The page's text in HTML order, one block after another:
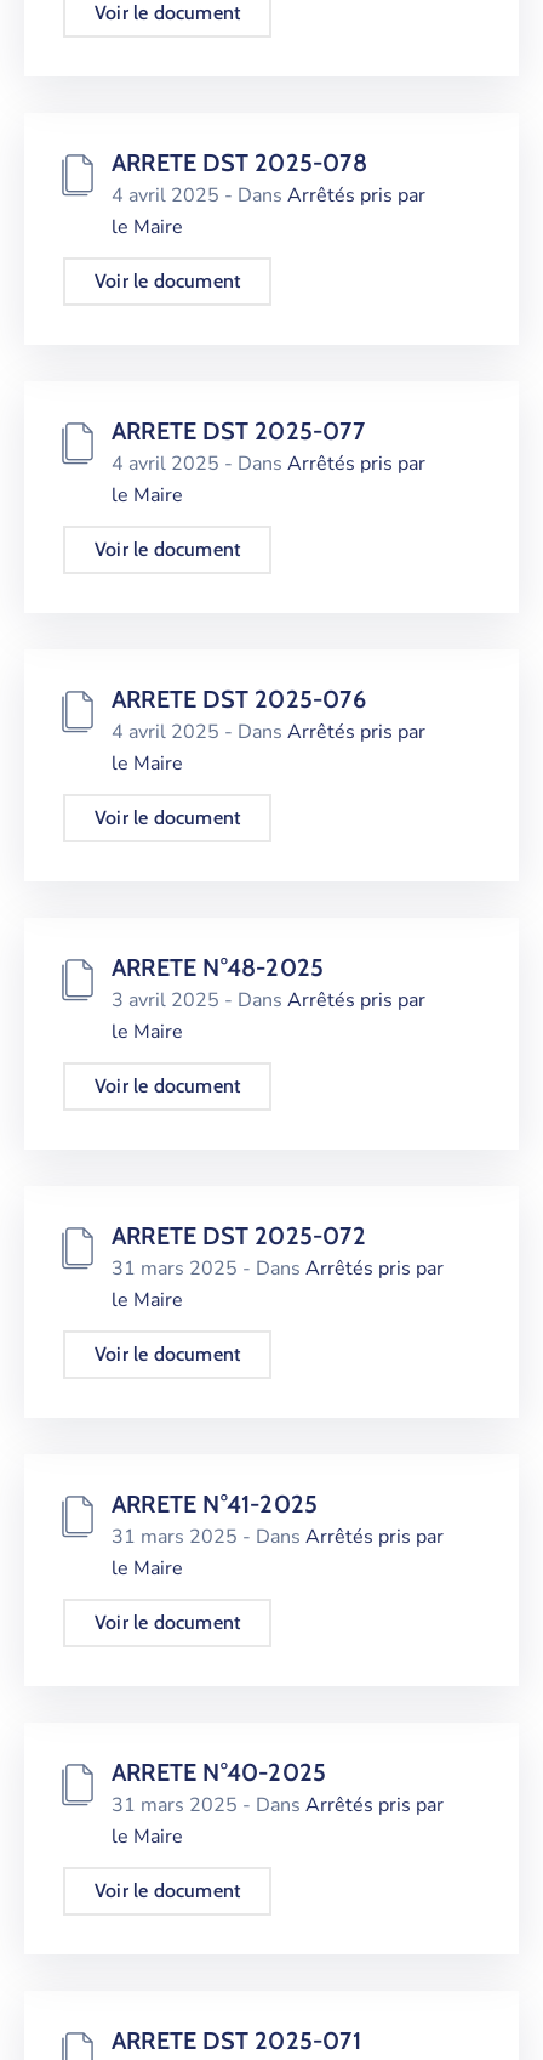
Voir le document
ARRETE DST 2025-078
4 avril 2025 - Dans Arrêtés pris par
le Maire
Voir le document
ARRETE DST 2025-077
4 avril 2025 - Dans Arrêtés pris par
le Maire
Voir le document
ARRETE DST 2025-076
4 avril 2025 - Dans Arrêtés pris par
le Maire
Voir le document
ARRETE N°48-2025
3 avril 2025 - Dans Arrêtés pris par
le Maire
Voir le document
ARRETE DST 2025-072
31 mars 2025 - Dans Arrêtés pris par
le Maire
Voir le document
ARRETE N°41-2025
31 mars 2025 - Dans Arrêtés pris par
le Maire
Voir le document
ARRETE N°40-2025
31 mars 2025 - Dans Arrêtés pris par
le Maire
Voir le document
ARRETE DST 2025-071